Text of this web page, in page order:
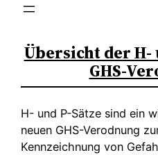
Übersicht der H-
GHS-
H- und P-Sätze sind ein
neuen GHS-Verodnung
Kennzeichnung von